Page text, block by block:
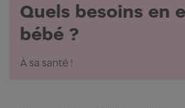
Quels besoins en
bébé ?
À sa santé !